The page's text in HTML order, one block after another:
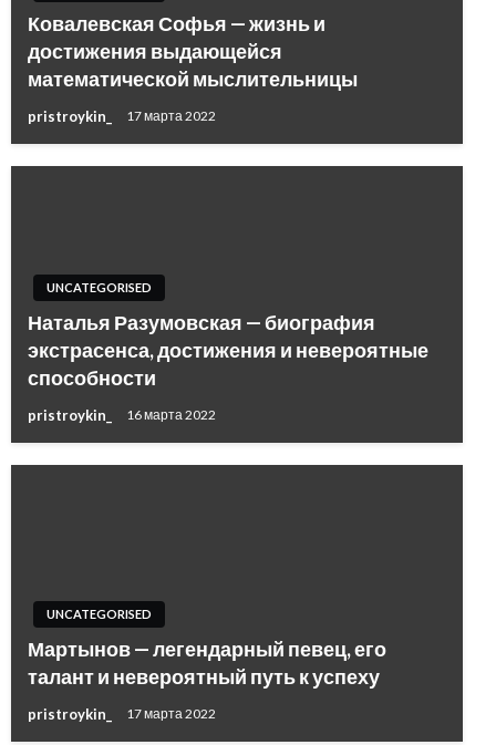
Ковалевская Софья — жизнь и
достижения выдающейся
математической мыслительницы
pristroykin_ 17 марта 2022
UNCATEGORISED
Наталья Разумовская — биография
экстрасенса, достижения и невероятные
способности
pristroykin_ 16 марта 2022
UNCATEGORISED
Мартынов — легендарный певец, его
талант и невероятный путь к успеху
pristroykin_ 17 марта 2022